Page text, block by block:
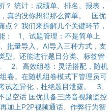
统计：成绩单、排名、报表，
真的没你想得那么简单。 匡优
？ 我们来拆解几个关键环节，
： 1、试题管理：不是简单上
批量导入、AI导入三种方式，支
型。还能进行题目分类、标签管
2、高效组卷：灵活搭配，随机
卷。在随机组卷模式下管理员可
试差异化，杜绝题目泄露。 3、
是空话 匡优具备三路音视频监控
加上P2P视频通话、作弊行为智